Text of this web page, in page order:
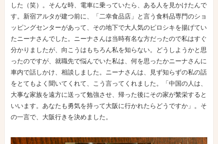
した（笑）。そんな時、電車に乗っていたら、ある人を見かけたんで
す。新宿アルタが建つ前に、「二幸食品店」と言う食料品専門のショ
ッピングセンターがあって、その地下で大人気のピロシキを揚げてい
たニーナさんでした。ニーナさんは当時有名な方だったので私はすぐ
分かりましたが、向こうはもちろん私を知らない。どうしようかと思
ったのですが、就職先で悩んでいた私は、何を思ったかニーナさんに
車内で話しかけ、相談しました。ニーナさんは、見ず知らずの私の話
をとてもよく聞いてくれて、こう言ってくれました。「中国の人は、
大事な家族を遠方に送って勉強させ、帰った後にその家が繁栄すると
いいます。あなたも勇気を持って大阪に行かれたらどうですか」。そ
の一言で、大阪行きを決めました。